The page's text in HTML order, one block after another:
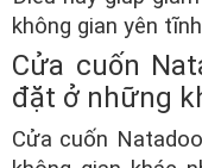
không gian yên
Cửa cuốn
đặt ở những
Cửa cuốn